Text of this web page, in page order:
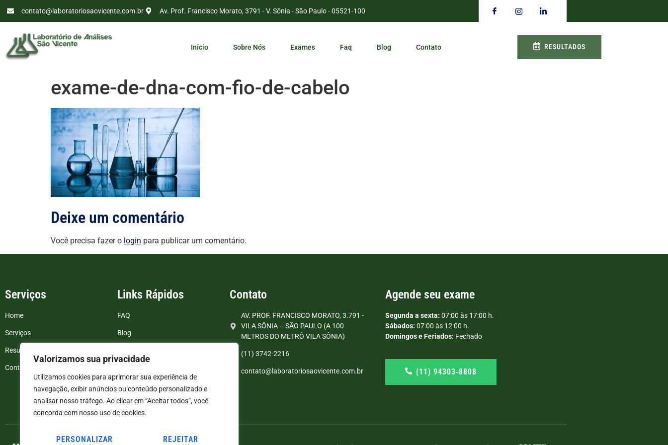
Valorizamos sua privacidade
Utilizamos cookies para aprimorar sua experiência de
navegação, exibir anúncios ou conteúdo personalizado e
analisar nosso tráfego. Ao clicar em “Aceitar todos”, você
concorda com nosso uso de cookies.
PERSONALIZAR REJEITAR
contato@laboratoriosaovicente.com.br Av. Prof. Francisco Morato, 3791 - V. Sônia - São Paulo - 05521-100
Início Sobre Nós Exames Faq Blog Contato RESULTADOS
exame-de-dna-com-fio-de-cabelo
Deixe um comentário
Você precisa fazer o login para publicar um comentário.
Serviços
Home
Serviços
Resultados de exames
Contato
Links Rápidos
FAQ
Blog
Contato
AV. PROF. FRANCISCO MORATO, 3.791 -
VILA SÔNIA – SÃO PAULO (A 100
METROS DO METRÔ VILA SÔNIA)
(11) 3742-2216
contato@laboratoriosaovicente.com.br
Agende seu exame
Segunda a sexta: 07:00 às 17:00 h.
Sábados: 07:00 às 12:00 h.
Domingos e Feriados: Fechado
(11) 94303‑8808